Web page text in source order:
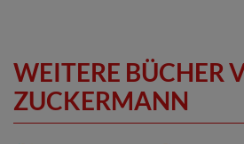
WEITERE BÜCHER
ZUCKERMANN